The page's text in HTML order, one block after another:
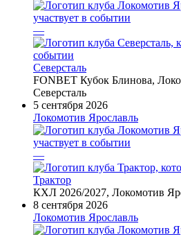
—
Северсталь
FONBET Кубок Блинова,
Северсталь
5 сентября 2026
Локомотив Ярославль
—
Трактор
КХЛ 2026/2027, Локомотив
8 сентября 2026
Локомотив Ярославль